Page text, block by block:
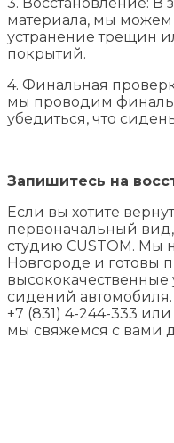
материала, мы
устранение трещин
покрытий.
4. Финальная
мы проводим
убедиться, что
Запишитесь на
Если вы хотите
первоначальный
студию CUSTOM. Мы
Новгороде и готовы
высококачественные
сидений
+7 (831) 4-244-333 или
мы свяжемся с вами